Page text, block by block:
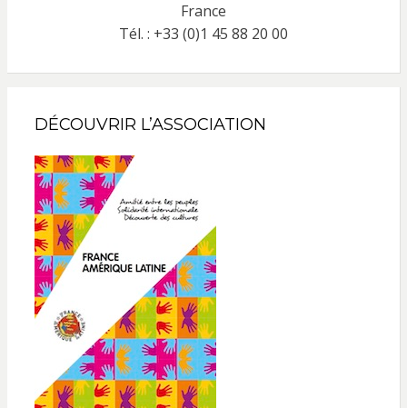
France
Tél. : +33 (0)1 45 88 20 00
DÉCOUVRIR L’ASSOCIATION